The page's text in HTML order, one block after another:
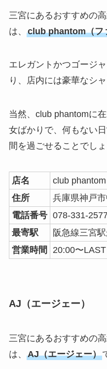
三宮にあるおすすめの
は、 club phantom（フ
エレガントかつゴージ
り、店内には豪華なシャ
当然、club phantomに
女ばかりで、何もない
間を過ごせることでしょ
店名
club phantom
住所
兵庫県神戸
電話番号 078-331-2577
最寄駅
阪急線三宮
営業時間
20:00〜LAST
AJ（エージェー）
三宮にあるおすすめの
は、 AJ（エージェー）